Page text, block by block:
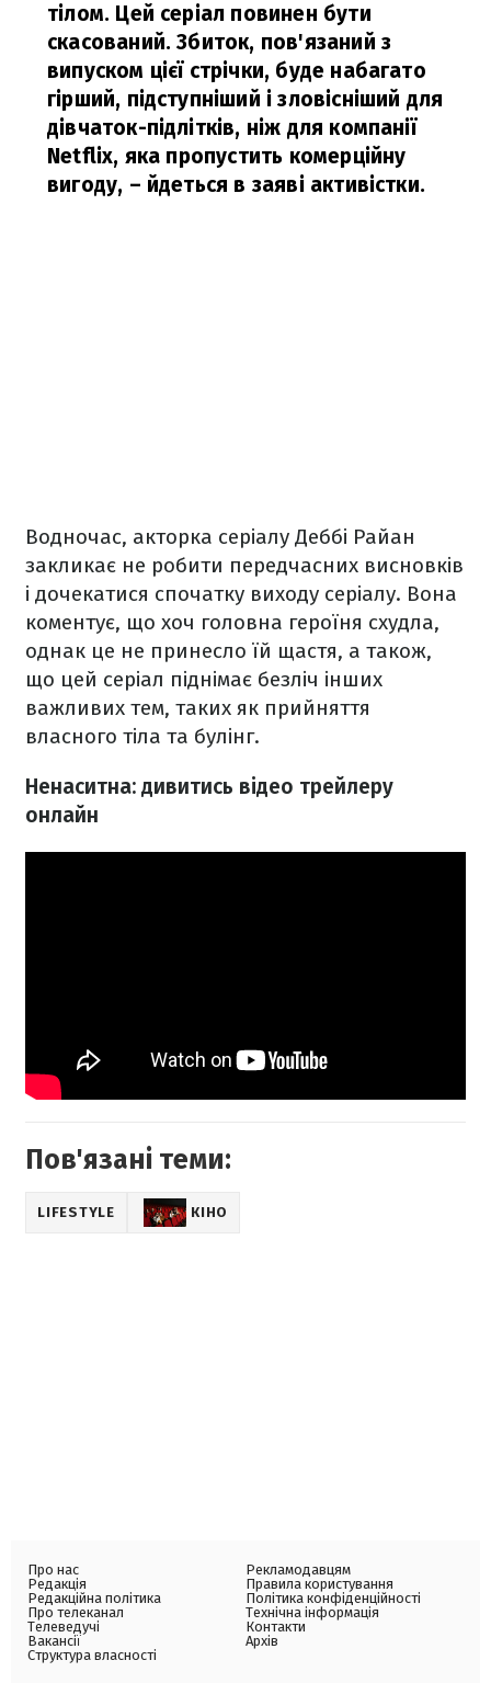
тілом. Цей серіал повинен бути
скасований. Збиток, пов'язаний з
випуском цієї стрічки, буде набагато
гірший, підступніший і зловісніший для
дівчаток-підлітків, ніж для компанії
Netflix, яка пропустить комерційну
вигоду, – йдеться в заяві активістки.
Водночас, акторка серіалу Деббі Райан
закликає не робити передчасних висновків
і дочекатися спочатку виходу серіалу. Вона
коментує, що хоч головна героїня схудла,
однак це не принесло їй щастя, а також,
що цей серіал піднімає безліч інших
важливих тем, таких як прийняття
власного тіла та булінг.
Ненаситна: дивитись відео трейлеру
онлайн
Пов'язані теми:
LIFESTYLE КІНО
Про нас
Редакція
Редакційна політика
Про телеканал
Телеведучі
Вакансії
Структура власності
Рекламодавцям
Правила користування
Політика конфіденційності
Технічна інформація
Контакти
Архів